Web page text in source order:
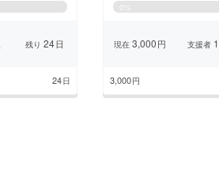
残り 24日
24日
0
現在3,000円 支援者 1
3,000円